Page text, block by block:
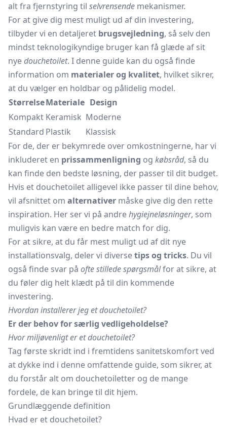
alt fra fjernstyring til selvrensende mekanismer.
For at give dig mest muligt ud af din investering,
tilbyder vi en detaljeret brugsvejledning, så selv den
mindst teknologikyndige bruger kan få glæde af sit
nyedouchetoilet. I denne guide kan du også finde
information om materialer og kvalitet, hvilket sikrer,
at du vælger en holdbar og pålidelig model.
StørrelseMateriale Design
Kompakt Keramisk Moderne
Standard Plastik
Klassisk
For de, der er bekymrede over omkostningerne, har vi
inkluderet en prissammenligning og købsråd, så du
kan finde den bedste løsning, der passer til dit budget.
Hvis et douchetoilet alligevel ikke passer til dine behov,
vil afsnittet om alternativer måske give dig den rette
inspiration. Her ser vi på andrehygiejneløsninger, som
muligvis kan være en bedre match for dig.
For at sikre, at du får mest muligt ud af dit nye
installationsvalg, deler vi diversetips og tricks. Du vil
også finde svar på ofte stillede spørgsmålfor at sikre, at
du føler dig helt klædt på til din kommende
investering.
Hvordan installerer jeg et douchetoilet?
Er der behov for særlig vedligeholdelse?
Hvor miljøvenligt er et douchetoilet?
Tag første skridt ind i fremtidens sanitetskomfort ved
at dykke ind i denne omfattende guide, som sikrer, at
du forstår alt om douchetoiletter og de mange
fordele, de kan bringe til dit hjem.
Grundlæggende definition
Hvad er et douchetoilet?